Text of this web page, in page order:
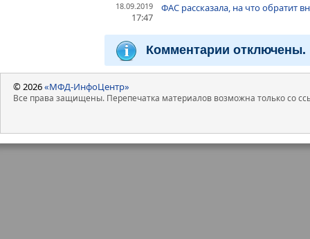
18.09.2019
17:47
ФАС рассказала, на что обратит
Комментарии отключены.
© 2026«МФД-ИнфоЦентр»
Все права защищены. Перепечатка материалов возможна только со